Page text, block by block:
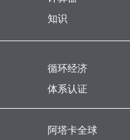
知识
循环经济
体系认证
阿塔卡全球